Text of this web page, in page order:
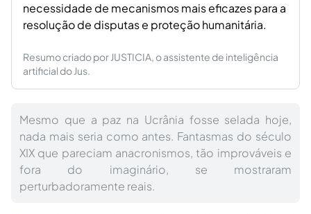
necessidade de mecanismos mais eficazes para a
resolução de disputas e proteção humanitária.
Resumo criado por JUSTICIA, o assistente de inteligência
artificial do Jus.
Mesmo que a paz na Ucrânia fosse selada hoje,
nada mais seria como antes. Fantasmas do século
XIX que pareciam anacronismos, tão improváveis e
fora do imaginário, se mostraram
perturbadoramente reais.